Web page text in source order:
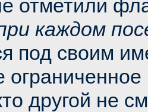
отметили
каждом
под своим
другой не